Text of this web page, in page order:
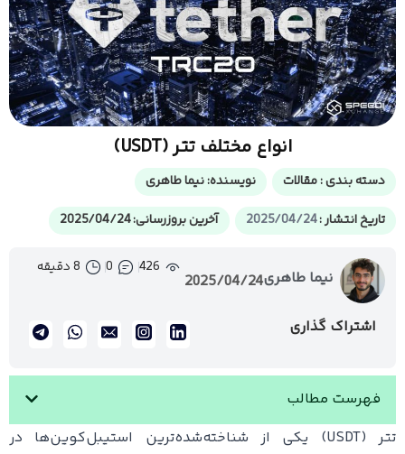
انواع مختلف تتر (USDT)
دسته بندی :مقالات نویسنده:نیما طاهری
تاریخ انتشار :2025/04/24 آخرین بروزرسانی: 2025/04/24
نیما طاهری2025/04/24
426
0 8 دقیقه
اشتراک گذاری
فهرست مطالب
تتر (USDT) یکی از شناخته‌شده‌ترین استیبل‌کوین‌ها در